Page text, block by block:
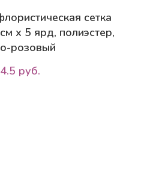
сетка
х 5 ярд, полиэстер,
розовый
руб.